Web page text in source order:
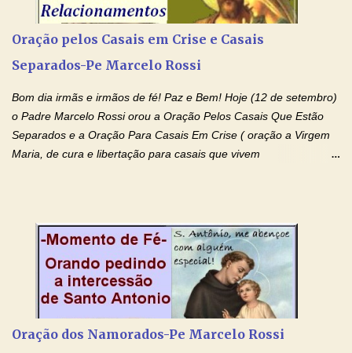
recorro a vós como intercessora entre a Bondade Divina e as
entregueis nas mãos do Santíssimo o meu pedido urgente (Fazer
o pedido). Acolhei, Nhá Chica, no vosso coração bondoso as
Oração pelos Casais em Crise e Casais
Separados-Pe Marcelo Rossi
Bom dia irmãs e irmãos de fé! Paz e Bem! Hoje (12 de setembro)
o Padre Marcelo Rossi orou a Oração Pelos Casais Que Estão
Separados e a Oração Para Casais Em Crise ( oração a Virgem
Maria, de cura e libertação para casais que vivem
no programa de rádio Momento de Fé, pela cura dos
relacionamentos. Seu relacionamento está doente? Você está
sofrendo? Então ouça o Momento de Fé e entre nesta corrente
de orações abençoadas, d eixe o Amor Ágape de Jesus curar e
restaurar você e seu relacionamento. Adriana-Devoção e Fé
separados, devido ao envolvimento de outras pessoas no
Oração dos Namorados-Pe Marcelo Rossi